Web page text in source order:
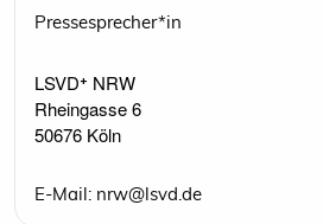
Pressesprecher*in
LSVD⁺ NRW
Rheingasse 6
50676 Köln
E-Mail: nrw@lsvd.de